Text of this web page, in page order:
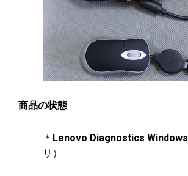
商品の状態
＊ Lenovo Diagnostics Windows
リ）